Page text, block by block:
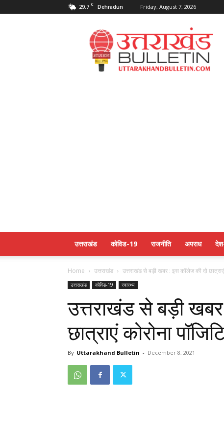
29.7 C Dehradun Friday, August 7, 2026
Uttarakahnd
Bulletin
उत्तराखंड कोविड-19 राजनीति अपराध
Home उत्तराखंड उत्तराखंड से बड़ी खबर : इस कॉलेज की दो छात्राएं
उत्तराखंड कोविड-19 स्वास्थ्य
उत्तराखंड से बड़ी
छात्राएं कोरोना
By Uttarakhand Bulletin - December 8, 2021